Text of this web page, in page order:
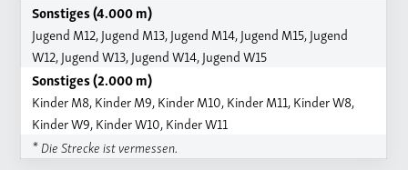
Sonstiges (4.000 m)
Jugend M12, Jugend M13, Jugend M14, Jugend M15, Jugend
W12, Jugend W13, Jugend W14, Jugend W15
Sonstiges (2.000 m)
Kinder M8, Kinder M9, Kinder M10, Kinder M11, Kinder W8,
Kinder W9, Kinder W10, Kinder W11
* Die Strecke ist vermessen.